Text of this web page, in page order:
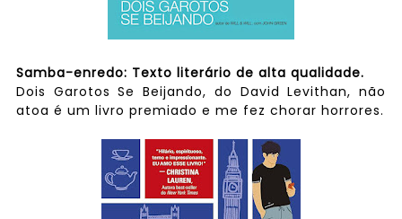
Samba-enredo: Texto literário de alta qualidade.
Dois Garotos Se Beijando, do David Levithan, não
atoa é um livro premiado e me fez chorar horrores.